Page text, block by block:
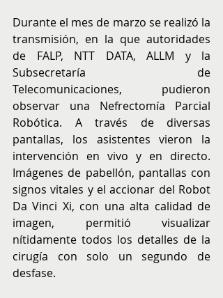
Durante el mes de marzo se realizó la
transmisión, en la que autoridades
de FALP, NTT DATA, ALLM y la
Subsecretaría de
Telecomunicaciones, pudieron
observar una Nefrectomía Parcial
Robótica. A través de diversas
pantallas, los asistentes vieron la
intervención en vivo y en directo.
Imágenes de pabellón, pantallas con
signos vitales y el accionar del Robot
Da Vinci Xi, con una alta calidad de
imagen, permitió visualizar
nítidamente todos los detalles de la
cirugía con solo un segundo de
desfase.